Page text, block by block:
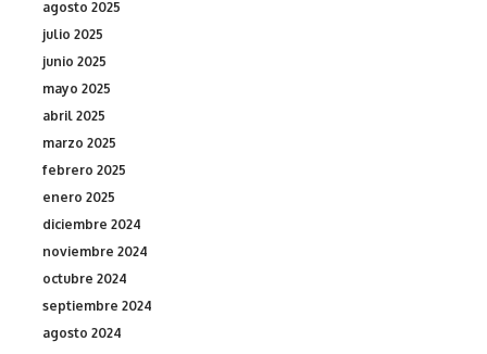
agosto 2025
julio 2025
junio 2025
mayo 2025
abril 2025
marzo 2025
febrero 2025
enero 2025
diciembre 2024
noviembre 2024
octubre 2024
septiembre 2024
agosto 2024